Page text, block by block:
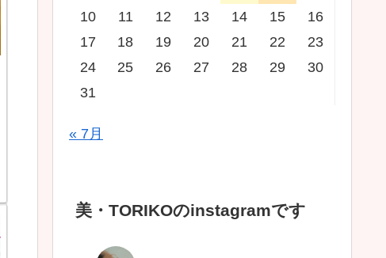
10
11 12 13 14 15
16
17
18 19 20 21 22
23
24
25 26 27 28 29
30
31
« 7月
美・TORIKOのinstagramです